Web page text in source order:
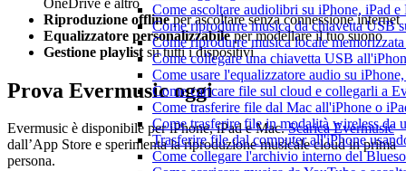
Come ascoltare audiolibri su iPhone, iPad
Come riprodurre musica da chiavetta USB
Come riprodurre musica locale
Come collegare una chiavetta USB
Come usare l'equalizzatore audio su
Come caricare file sul cloud e collegarli a
Come trasferire file dal Mac all'iPhone o
Come trasferire file in modalità wireless da
Trasferire file dal computer all'iPhone
Come collegare l'archivio interno del
Riproduzione offlineper ascoltare senza connessione internet
Equalizzatore personalizzabileper modellare il tuo suono
Gestione playlist su tutti i dispositivi
Prova Evermusic oggi
Evermusic è disponibile per iPhone, iPad e Mac.Scarica Evermusic
dall’App Store e sperimenta la riproduzione musicale cloud in prima
persona.